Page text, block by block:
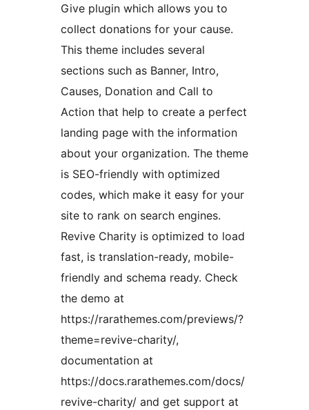
Give plugin which allows you to
collect donations for your cause.
This theme includes several
sections such as Banner, Intro,
Causes, Donation and Call to
Action that help to create a perfect
landing page with the information
about your organization. The theme
is SEO-friendly with optimized
codes, which make it easy for your
site to rank on search engines.
Revive Charity is optimized to load
fast, is translation-ready, mobile-
friendly and schema ready. Check
the demo at
https://rarathemes.com/previews/?
theme=revive-charity/,
documentation at
https://docs.rarathemes.com/docs/
revive-charity/ and get support at